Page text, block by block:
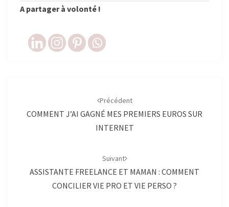
A partager à volonté !
Précédent
COMMENT J’AI GAGNÉ MES PREMIERS EUROS SUR
INTERNET
Suivant
ASSISTANTE FREELANCE ET MAMAN : COMMENT
CONCILIER VIE PRO ET VIE PERSO ?